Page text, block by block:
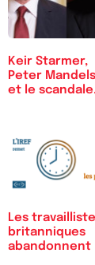
Keir Starmer,
Peter
et le scandale
Les
britanniques
abandonnent